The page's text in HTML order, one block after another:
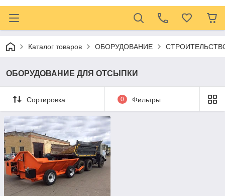
Каталог товаров ОБОРУДОВАНИЕ
ОБОРУДОВАНИЕ ДЛЯ ОТСЫПКИ
Сортировка 0 Фильтры